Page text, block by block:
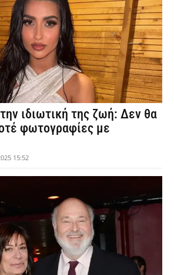
ιδιωτική της ζωή: Δεν θα
φωτογραφίες με
15:52